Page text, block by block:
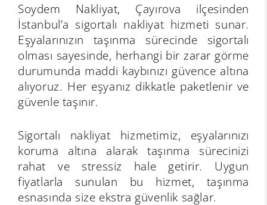
Soydem Nakliyat, Çayırova ilçesinden
İstanbul’a sigortalı nakliyat hizmeti sunar.
Eşyalarınızın taşınma sürecinde sigortalı
olması sayesinde, herhangi bir zarar görme
durumunda maddi kaybınızı güvence altına
alıyoruz. Her eşyanız dikkatle paketlenir ve
güvenle taşınır.
Sigortalı nakliyat hizmetimiz, eşyalarınızı
koruma altına alarak taşınma sürecinizi
rahat ve stressiz hale getirir. Uygun
fiyatlarla sunulan bu hizmet, taşınma
esnasında size ekstra güvenlik sağlar.